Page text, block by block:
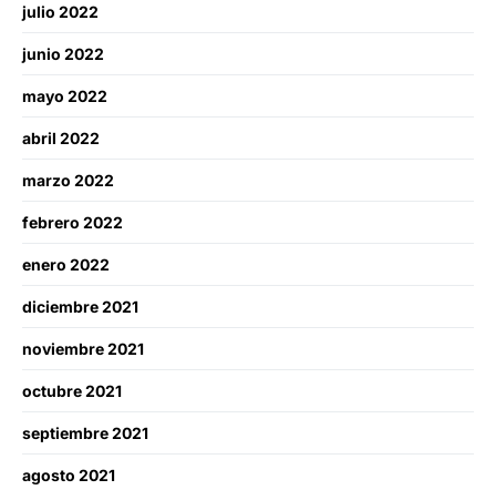
julio 2022
junio 2022
mayo 2022
abril 2022
marzo 2022
febrero 2022
enero 2022
diciembre 2021
noviembre 2021
octubre 2021
septiembre 2021
agosto 2021